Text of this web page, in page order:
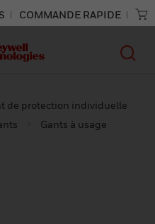
COMMANDE RAPIDE
de protection individuelle
Gants à usage